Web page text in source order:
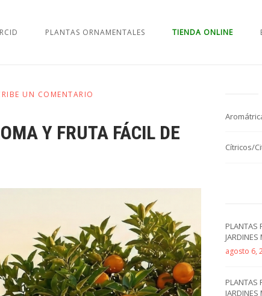
PLANTAS ORNAMENTALES TIENDA ONLINE
UN COMENTARIO
Y FRUTA FÁCIL DE
Cítricos/
PLANTAS
agosto 6,
PLANTAS